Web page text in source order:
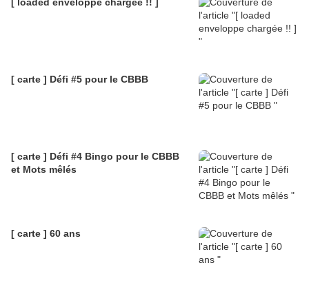
[ carte ] Défi #5 pour le CBBB
[ carte ] Défi #4 Bingo pour le CBBB
et Mots mêlés
[ carte ] 60 ans